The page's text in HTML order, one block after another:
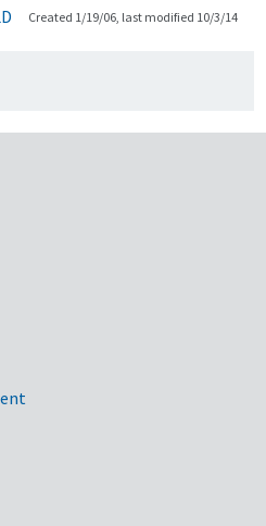
Created 1/19/06, last modified 10/3/14